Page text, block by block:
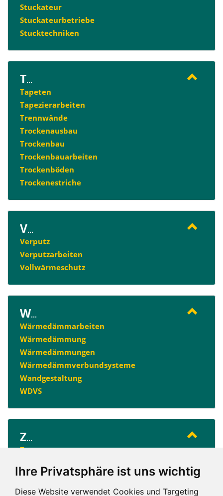
Ihre Privatsphäre ist uns wichtig
Diese Website verwendet Cookies und Targeting
Stuckateur
Stuckateurbetriebe
Stucktechniken
T...
Tapeten
Tapezierarbeiten
Trennwände
Trockenausbau
Trockenbau
Trockenbauarbeiten
Trockenböden
Trockenestriche
V...
Verputz
Verputzarbeiten
Vollwärmeschutz
W...
Wärmedämmarbeiten
Wärmedämmung
Wärmedämmungen
Wärmedämmverbundsysteme
Wandgestaltung
WDVS
Z...
Zementputz
A B D E F G I K L